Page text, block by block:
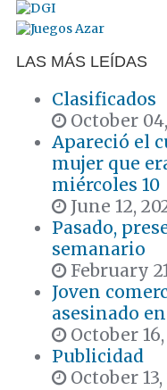
LAS MÁS LEÍDAS
Clasificados
October
Apareció el
mujer que
miércoles 10
June 12,
Pasado,
semanario
February
Joven
asesinado
October 16,
Publicidad
October 13,